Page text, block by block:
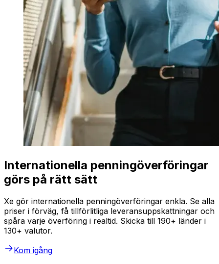
Internationella penningöverföringar
görs på rätt sätt
Xe gör internationella penningöverföringar enkla. Se alla
priser i förväg, få tillförlitliga leveransuppskattningar och
spåra varje överföring i realtid. Skicka till 190+ länder i
130+ valutor.
Kom igång